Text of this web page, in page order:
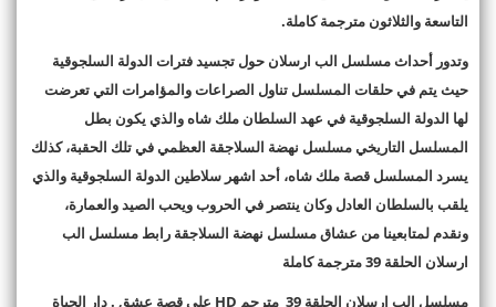
التاسعة والثلاثون مترجمة كاملة.
وتدور أحداث مسلسل الب ارسلان حول تجسيد فترات الدولة السلجوقية
حيث يتم في حلقات المسلسل تناول الصراعات والمؤامرات التي تعرضت
لها الدولة السلجوقية في عهد السلطان ملك شاه والذي يكون بطل
المسلسل التاريخي مسلسل نهضة السلاجقة العظمي في تلك الحقبة، كذلك
يسرد المسلسل قصة ملك شاه، أحد اشهر سلاطين الدولة السلجوقية والذي
يلقب بالسلطان العادل وكان ينتصر في الحروب ويحب الصيد والعمارة،
ونقدم لمتابعينا من عشاق مسلسل نهضة السلاجقة رابط مسلسل الب
ارسلان الحلقة 39 مترجمة كاملة
مسلسل الب ارسلان الحلقة 39 مترجم
HD على قصة عشق . دار الحياة